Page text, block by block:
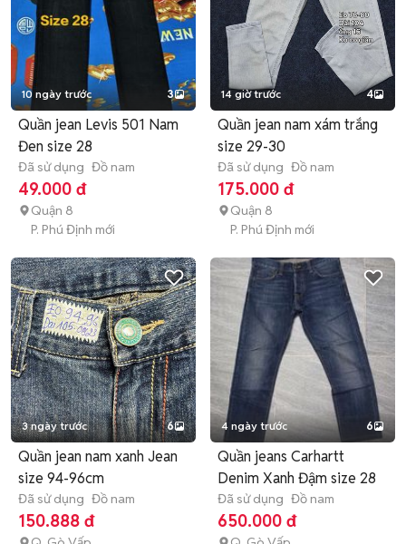
10 ngày trước 3
Quần jean Levis 501 Nam
Đen size 28
Đã sử dụng Đồ nam
49.000 đ
Quận 8
P. Phú Định mới
14 giờ trước 4
Quần jean nam xám trắng
size 29-30
Đã sử dụng Đồ nam
175.000 đ
Quận 8
P. Phú Định mới
3 ngày trước 6
Quần jean nam xanh Jean
size 94-96cm
Đã sử dụng Đồ nam
150.888 đ
4 ngày trước 6
Quần jeans Carhartt
Denim Xanh Đậm size 28
Đã sử dụng Đồ nam
650.000 đ